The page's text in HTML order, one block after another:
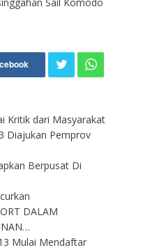
Sail Komodo
Kritik dari Masyarakat
Diajukan Pemprov
Berpusat Di
DALAM
Mulai Mendaftar